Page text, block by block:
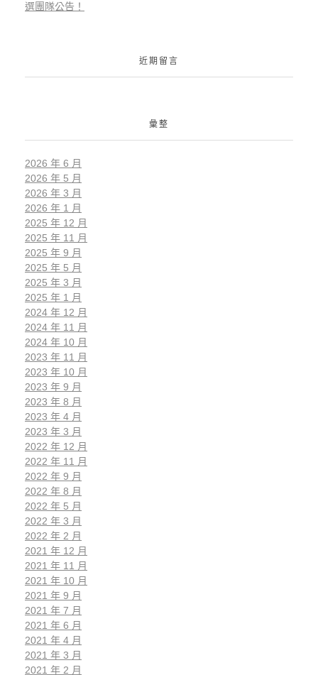
選團隊公告！
近期留言
彙整
2026 年 6 月
2026 年 5 月
2026 年 3 月
2026 年 1 月
2025 年 12 月
2025 年 11 月
2025 年 9 月
2025 年 5 月
2025 年 3 月
2025 年 1 月
2024 年 12 月
2024 年 11 月
2024 年 10 月
2023 年 11 月
2023 年 10 月
2023 年 9 月
2023 年 8 月
2023 年 4 月
2023 年 3 月
2022 年 12 月
2022 年 11 月
2022 年 9 月
2022 年 8 月
2022 年 5 月
2022 年 3 月
2022 年 2 月
2021 年 12 月
2021 年 11 月
2021 年 10 月
2021 年 9 月
2021 年 7 月
2021 年 6 月
2021 年 4 月
2021 年 3 月
2021 年 2 月